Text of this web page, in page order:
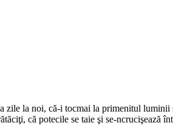
la noi, că-i tocmai la primenitul luminii
că potecile se taie şi se-ncrucişează